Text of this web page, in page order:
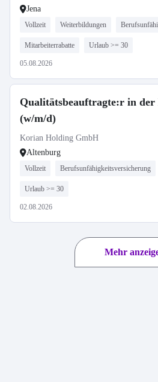
Jena
Vollzeit Weiterbildungen
Mitarbeiterrabatte Urlaub >= 30
05.08.2026
Qualitätsbeauftragte:r in der
(w/m/d)
Korian Holding GmbH
Altenburg
Vollzeit Berufsunfähigkeitsversicherung
Urlaub >= 30
02.08.2026
Mehr